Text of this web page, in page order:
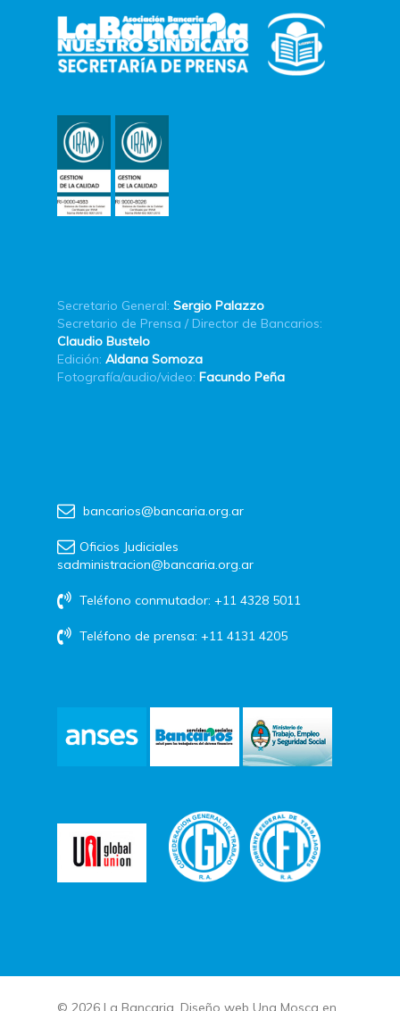
Secretario General: Sergio Palazzo
Secretario de Prensa / Director de Bancarios:
Claudio Bustelo
Edición: Aldana Somoza
Fotografía/audio/video: Facundo Peña
bancarios@bancaria.org.ar
Oficios Judiciales
sadministracion@bancaria.org.ar
Teléfono conmutador: +11 4328 5011
Teléfono de prensa: +11 4131 4205
© 2026 La Bancaria. Diseño web Una Mosca en